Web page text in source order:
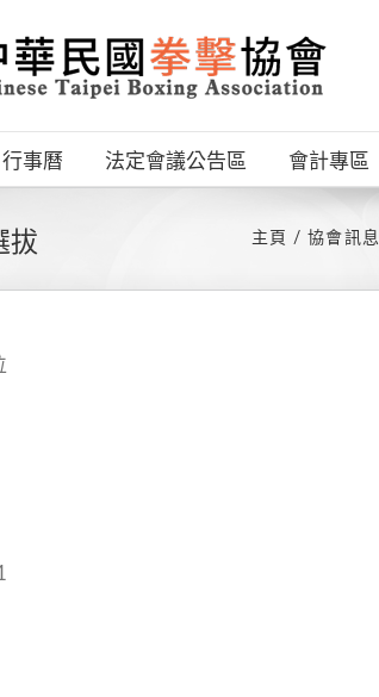
行事曆 法定會議公告區 會計專區
拔 主頁 協會訊息